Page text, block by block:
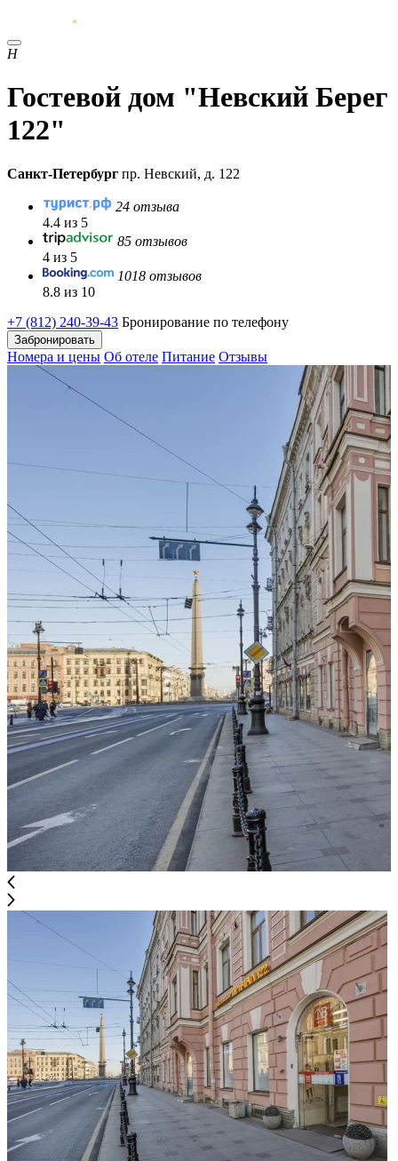
Н
Гостевой дом "Невский Берег
122"
Санкт-Петербург пр. Невский, д. 122
24 отзыва
4.4 из 5
85 отзывов
4 из 5
1018 отзывов
8.8 из 10
+7 (812) 240-39-43 Бронирование по телефону
Забронировать
Номера и цены Об отеле Питание Отзывы